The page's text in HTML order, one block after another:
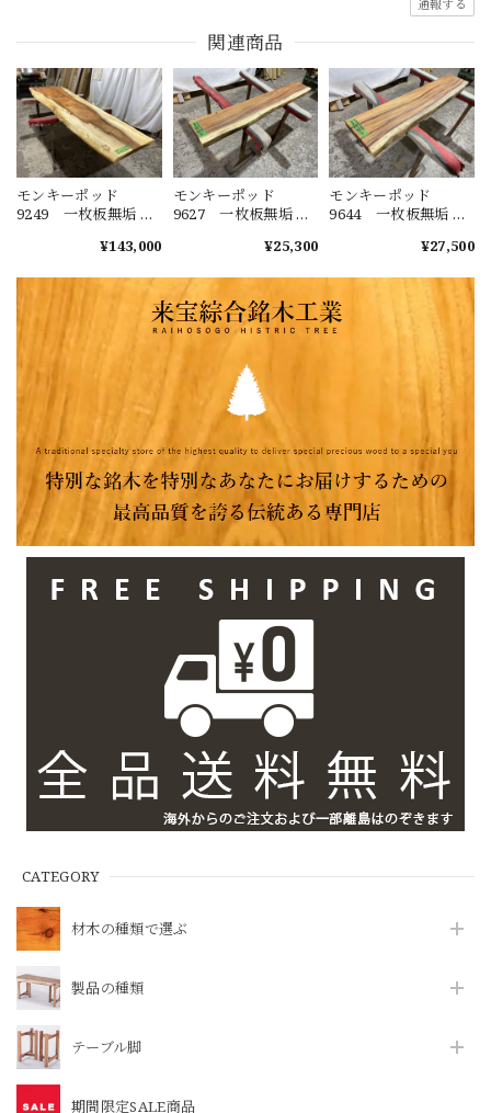
CATEGORY
材木の種類で選ぶ
製品の種類
テーブル脚
期間限定SALE商品
通報する
関連商品
モンキーポッド
9249 一枚板無垢 乾
ｘ43mm 天板のみ
ーテーブル ダイニ
ングテーブル
¥143,000
モンキーポッド
9627 一枚板無垢 乾
ｘ40mm カウンタ
ル ダイニングテー
ブル
¥25,300
モンキーポッド
9644 一枚板無垢 乾
ｘ50mm カウンタ
ル ダイニングテー
ブル
¥27,500